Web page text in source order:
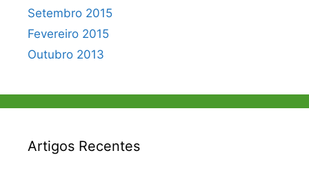
Setembro 2015
Fevereiro 2015
Outubro 2013
Artigos Recentes